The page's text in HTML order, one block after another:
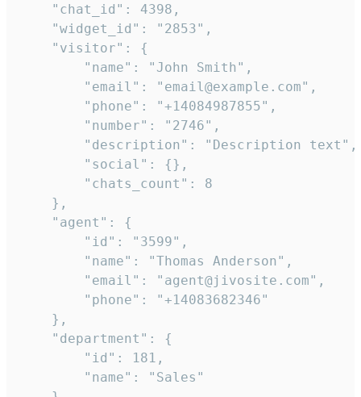
    "chat_id": 4398,
    "widget_id": "2853",
    "visitor": {
        "name": "John Smith",
        "email": "email@example.com",
        "phone": "+14084987855",
        "number": "2746",
        "description": "Description text",
        "social": {},
        "chats_count": 8
    },
    "agent": {
        "id": "3599",
        "name": "Thomas Anderson",
        "email": "agent@jivosite.com",
        "phone": "+14083682346"
    },
    "department": {
        "id": 181,
        "name": "Sales"